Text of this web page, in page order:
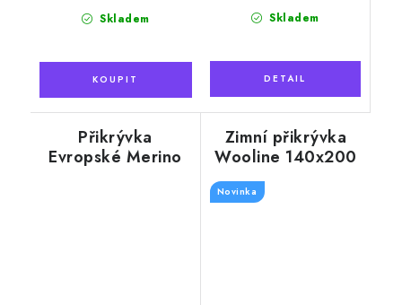
Skladem Skladem
Přikrývka
Evropské Merino
Zimní přikrývka
Wooline 140x200
cm, s výplní z ovčí
Novinka